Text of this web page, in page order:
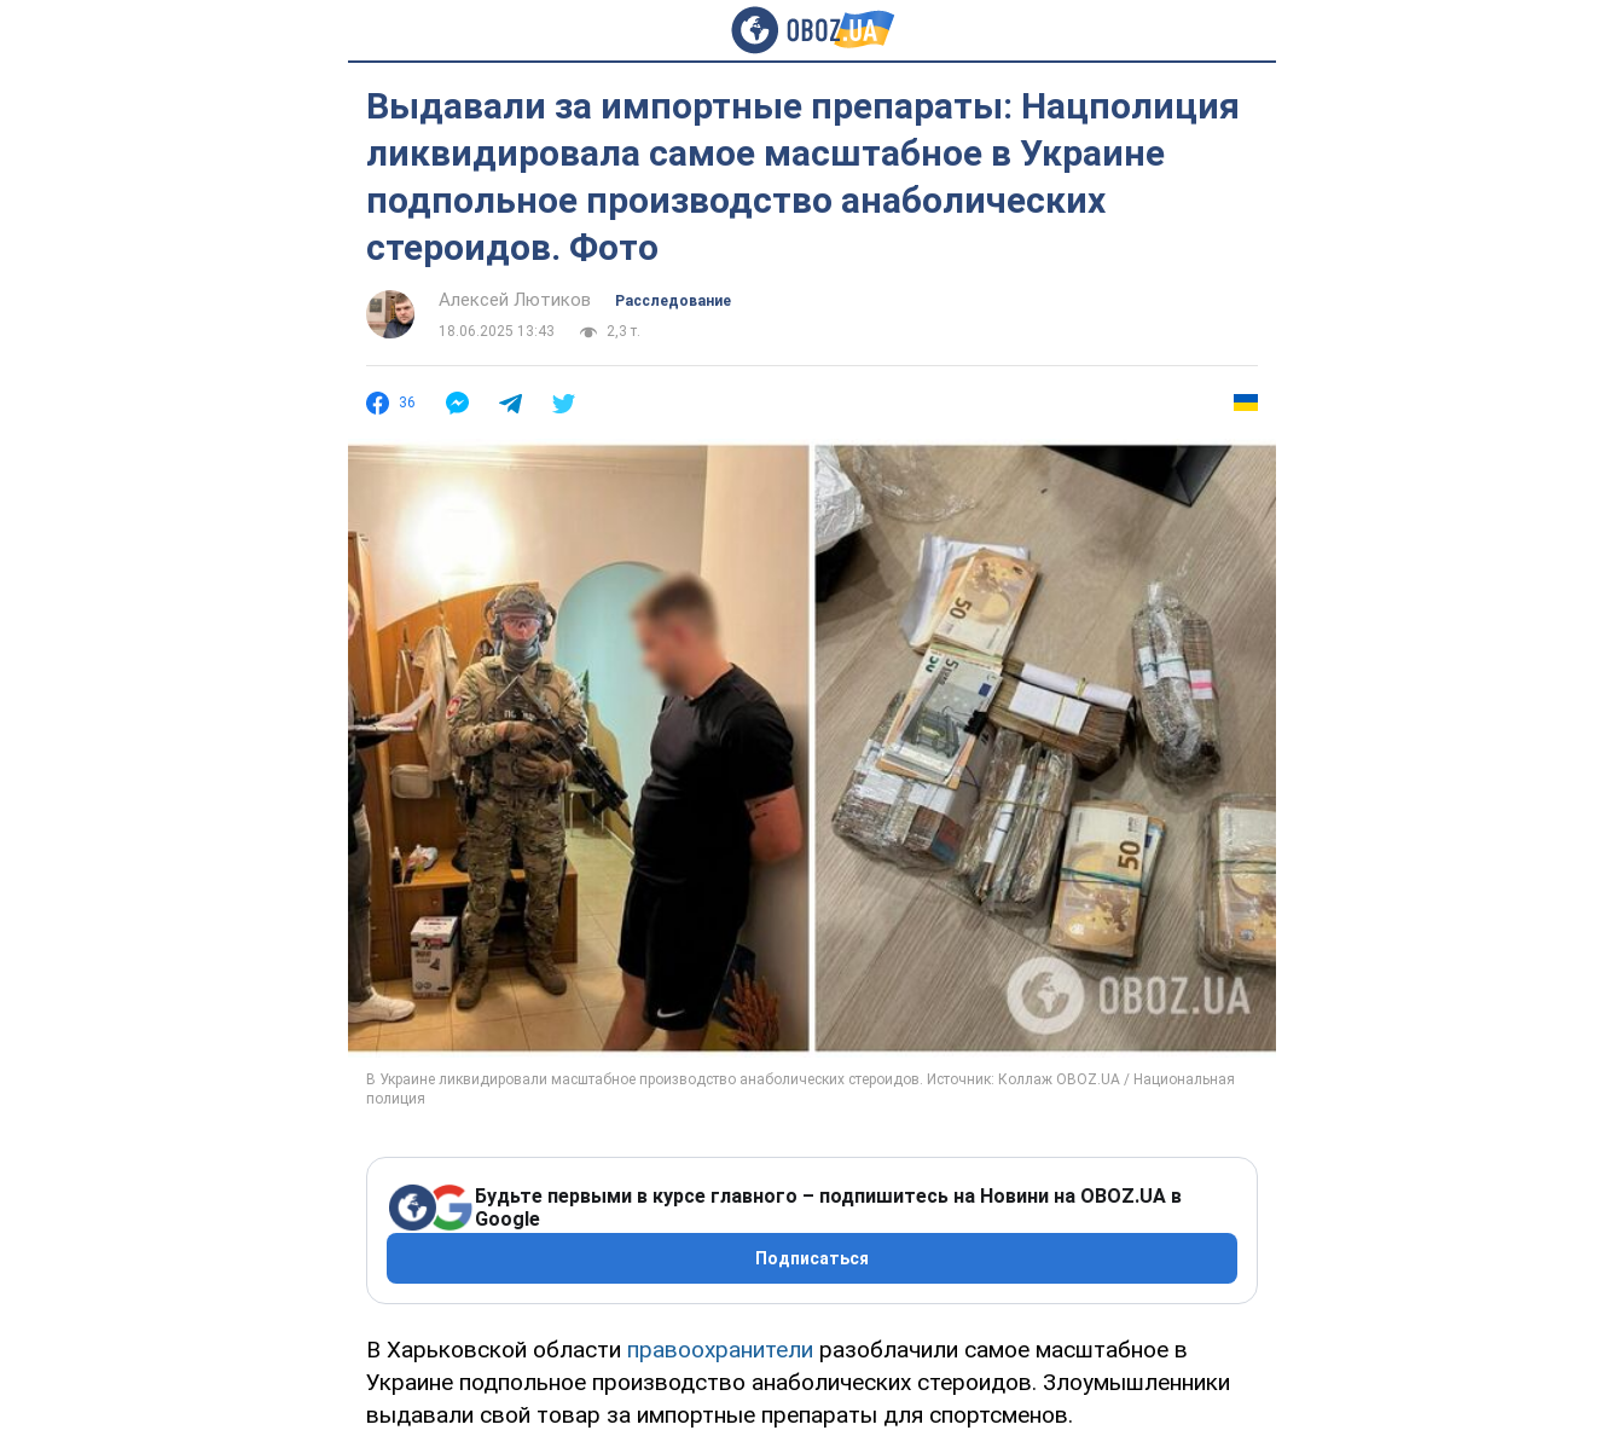
Выдавали за импортные препараты: Нацполиция
ликвидировала самое масштабное в Украине
подпольное производство анаболических
стероидов. Фото
Алексей Лютиков
Расследование
18.06.2025 13:43
2,3 т.
36
Будьте первыми в курсе главного – подпишитесь на Новини на OBOZ.UA в
Google
Подписаться
В Харьковской области правоохранители разоблачили самое масштабное в
Украине подпольное производство анаболических стероидов. Злоумышленники
выдавали свой товар за импортные препараты для спортсменов.